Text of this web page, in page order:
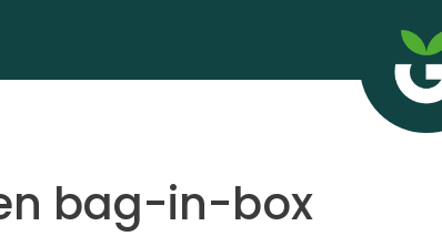
bag-in-box